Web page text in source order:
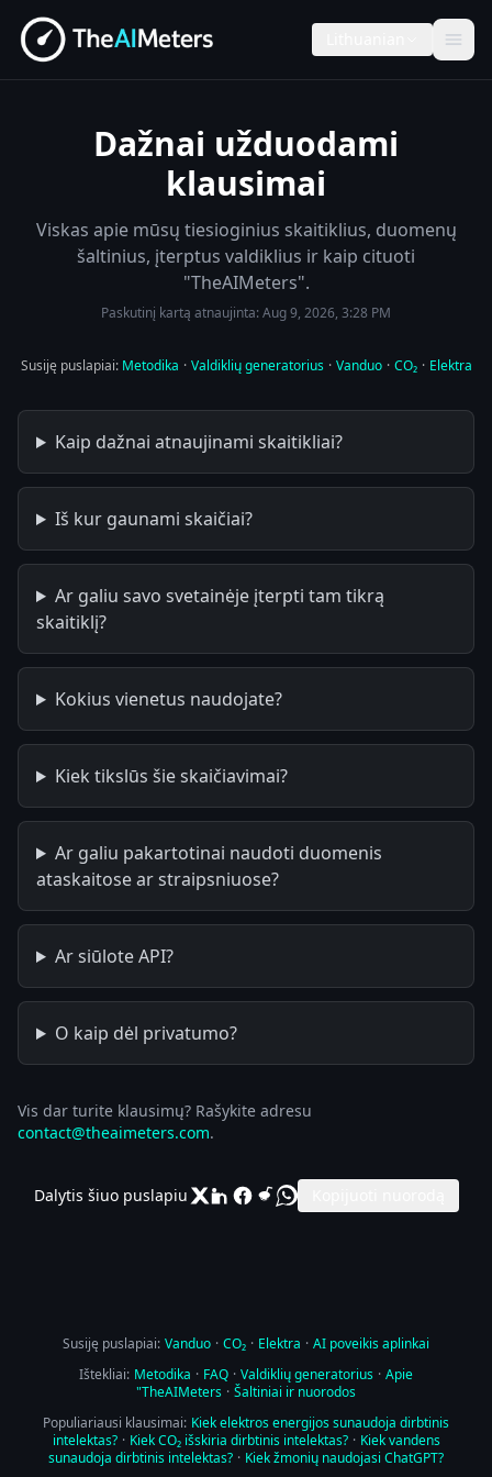
Dažnai užduodami
klausimai
Viskas apie mūsų tiesioginius skaitiklius, duomenų
šaltinius, įterptus valdiklius ir kaip cituoti
"TheAIMeters".
Paskutinį kartą atnaujinta:Aug 9, 2026, 3:28 PM
Susiję puslapiai: Metodika · Valdiklių generatorius · Vanduo · CO₂ · Elektra
Kaip dažnai atnaujinami skaitikliai?
Iš kur gaunami skaičiai?
Ar galiu savo svetainėje įterpti tam tikrą
skaitiklį?
Kokius vienetus naudojate?
Kiek tikslūs šie skaičiavimai?
Ar galiu pakartotinai naudoti duomenis
ataskaitose ar straipsniuose?
Ar siūlote API?
O kaip dėl privatumo?
Vis dar turite klausimų? Rašykite adresu
contact@theaimeters.com.
Dalytis šiuo puslapiu
Susiję puslapiai: Vanduo · CO₂ · Elektra · AI poveikis aplinkai
Ištekliai: Metodika · FAQ · Valdiklių generatorius · Apie
"TheAIMeters · Šaltiniai ir nuorodos
Populiariausi klausimai: Kiek elektros energijos sunaudoja dirbtinis
intelektas? · Kiek CO₂ išskiria dirbtinis intelektas? · Kiek vandens
sunaudoja dirbtinis intelektas? · Kiek žmonių naudojasi ChatGPT?